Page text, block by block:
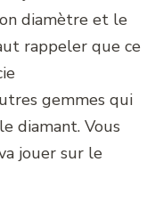
diamètre et le
rappeler que ce
gemmes qui
diamant. Vous
jouer sur le